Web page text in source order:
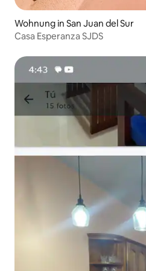
Wohnung in San Juan del Sur
Casa Esperanza SJDS